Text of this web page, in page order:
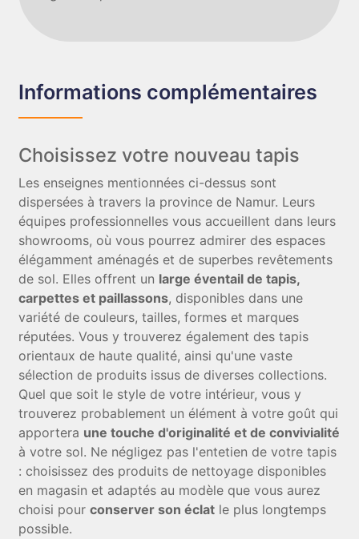
Informations complémentaires
Choisissez votre nouveau tapis
Les enseignes mentionnées ci-dessus sont
dispersées à travers la province de Namur. Leurs
équipes professionnelles vous accueillent dans leurs
showrooms, où vous pourrez admirer des espaces
élégamment aménagés et de superbes revêtements
de sol. Elles offrent un large éventail de tapis,
carpettes et paillassons, disponibles dans une
variété de couleurs, tailles, formes et marques
réputées. Vous y trouverez également des tapis
orientaux de haute qualité, ainsi qu'une vaste
sélection de produits issus de diverses collections.
Quel que soit le style de votre intérieur, vous y
trouverez probablement un élément à votre goût qui
apportera une touche d'originalité et de convivialité
à votre sol. Ne négligez pas l'entetien de votre tapis
: choisissez des produits de nettoyage disponibles
en magasin et adaptés au modèle que vous aurez
choisi pourconserver son éclat le plus longtemps
possible.